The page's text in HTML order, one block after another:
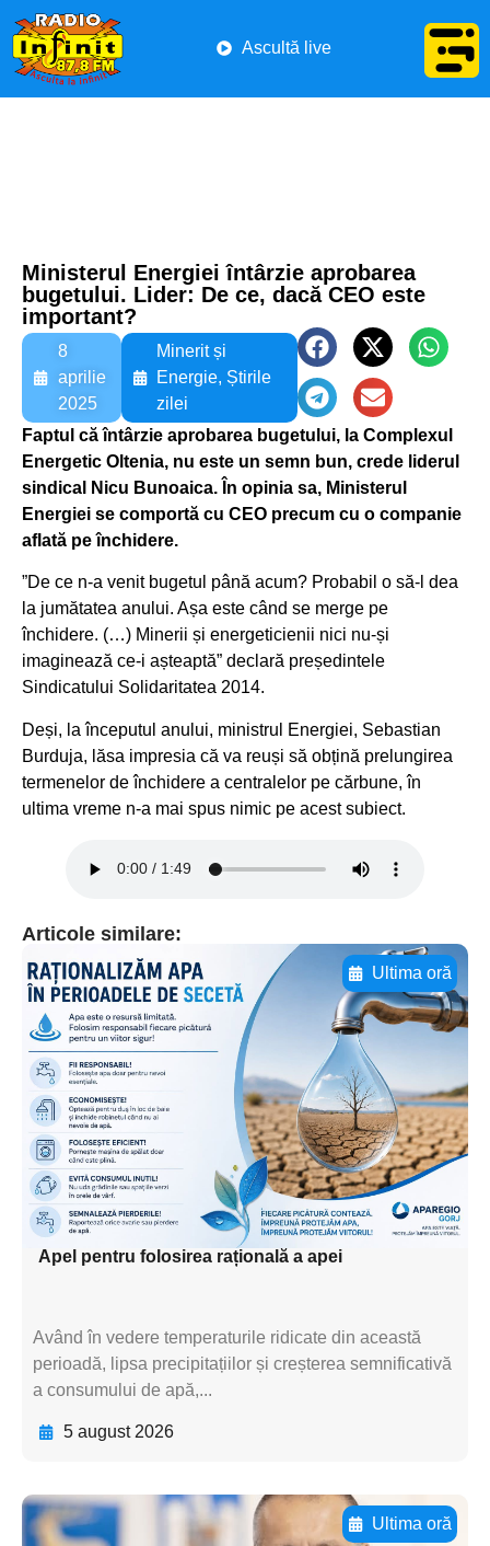
Ascultă live
Ministerul Energiei întârzie aprobarea
bugetului. Lider: De ce, dacă CEO este
important?
8
aprilie
2025
Minerit și
Energie, Știrile
zilei
Faptul că întârzie aprobarea bugetului, la Complexul
Energetic Oltenia, nu este un semn bun, crede liderul
sindical Nicu Bunoaica. În opinia sa, Ministerul
Energiei se comportă cu CEO precum cu o companie
aflată pe închidere.
”De ce n-a venit bugetul până acum? Probabil o să-l dea
la jumătatea anului. Așa este când se merge pe
închidere. (…) Minerii și energeticienii nici nu-și
imaginează ce-i așteaptă” declară președintele
Sindicatului Solidaritatea 2014.
Deși, la începutul anului, ministrul Energiei, Sebastian
Burduja, lăsa impresia că va reuși să obțină prelungirea
termenelor de închidere a centralelor pe cărbune, în
ultima vreme n-a mai spus nimic pe acest subiect.
Articole similare:
Ultima oră
Adaugă aici textul pentru
subtitluAdaugă aici
textul pentru
subtitluAdaugă aici
textul pentru
subtitluAdaugă aici
textul pentru subti
Apel pentru folosirea rațională a apei
Având în vedere temperaturile ridicate din această
perioadă, lipsa precipitațiilor și creșterea semnificativă
a consumului de apă,...
5 august 2026
Ultima oră